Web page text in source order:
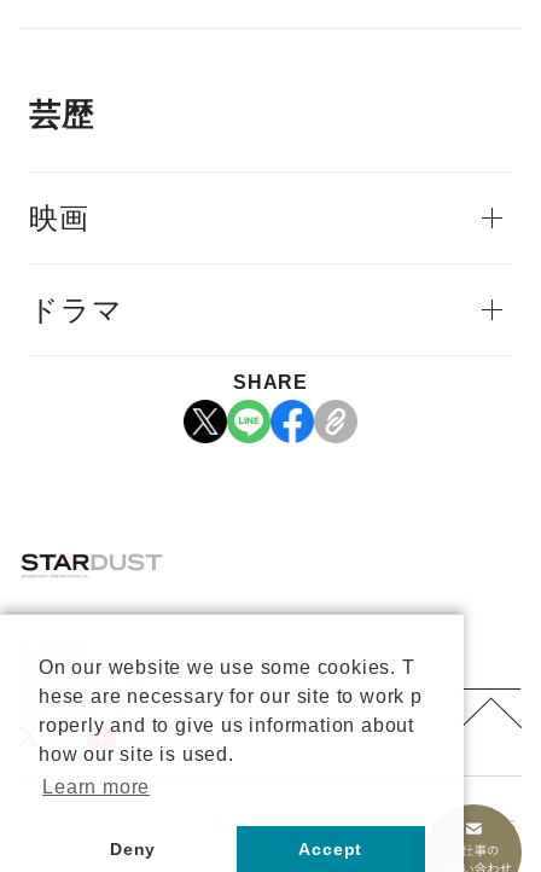
芸歴
映画
ドラマ
SHARE
プライバシーポリシー
重要なお知らせ
お問い合わせ
About Us
公式X
公式Youtube
Copyright © 2026 STARDUST PROMOTION, INC.
All rights reserved.
On our website we use some cookies. T
hese are necessary for our site to work p
roperly and to give us information about
how our site is used.
Learn more
Deny Accept